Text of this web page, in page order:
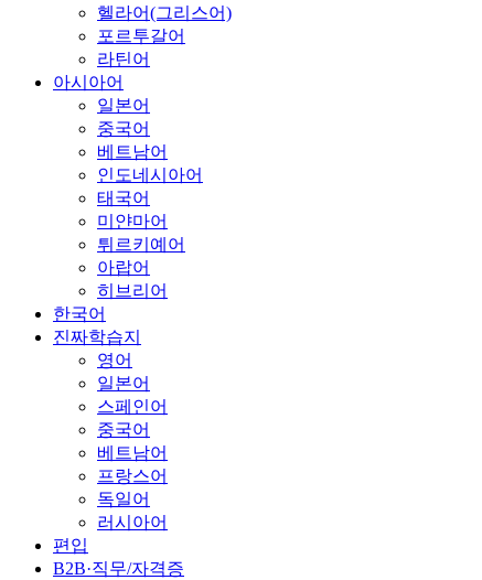
헬라어(그리스어)
포르투갈어
라틴어
아시아어
일본어
중국어
베트남어
인도네시아어
태국어
미얀마어
튀르키예어
아랍어
히브리어
한국어
진짜학습지
영어
일본어
스페인어
중국어
베트남어
프랑스어
독일어
러시아어
편입
B2B·직무/자격증